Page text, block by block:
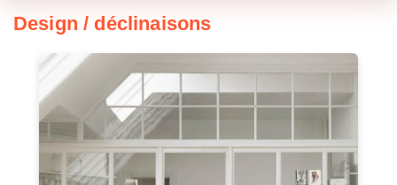
Design / déclinaisons